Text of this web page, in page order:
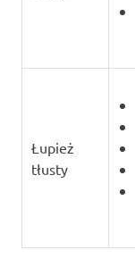
Łupież
tłusty